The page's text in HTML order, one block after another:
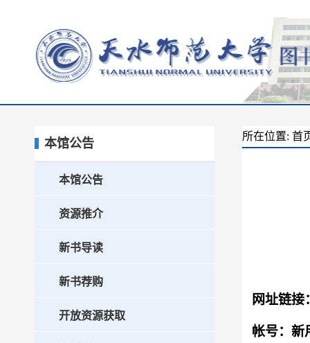
本馆公告
本馆公告
资源推介
新书导读
新书荐购
开放资源获取
所在位置: 首
网址链接
帐号：新